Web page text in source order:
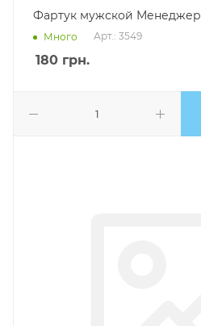
Фартук мужской Менеджер
Много Арт.: 3549
180 грн.